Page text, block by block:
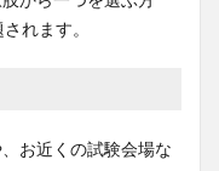
れます。
お近くの試験会場な